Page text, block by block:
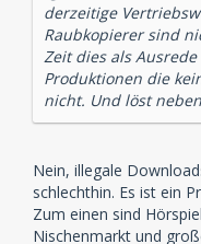
derzeitige
Raubkopierer sind
Zeit dies als
Produktionen die
nicht. Und löst
Nein, illegale
schlechthin. Es ist ein
Zum einen sind
Nischenmarkt und